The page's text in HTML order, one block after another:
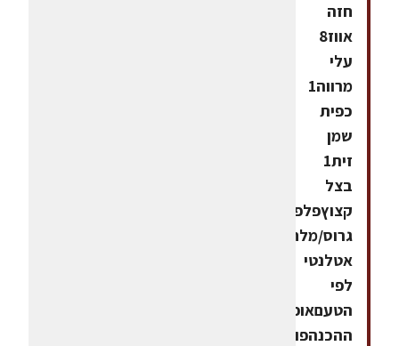
חזה
אווז8
עלי
מרווה1
כפית
שמן
זית1
בצל
קצוץפלפל
גרוס/מלח
אטלנטי
לפי
הטעםאופן
ההכנהפורסים